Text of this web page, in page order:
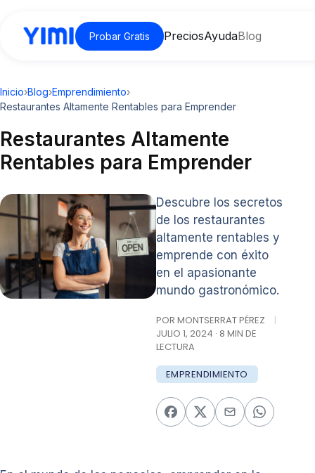
Probar Gratis PreciosAyudaBlog
Inicio›Blog›Emprendimiento›
Restaurantes Altamente Rentables para Emprender
Restaurantes Altamente
Rentables para Emprender
Descubre los secretos
de los restaurantes
altamente rentables y
emprende con éxito
en el apasionante
mundo gastronómico.
POR MONTSERRAT PÉREZ
|
JULIO 1, 2024 · 8 MIN DE
LECTURA
EMPRENDIMIENTO